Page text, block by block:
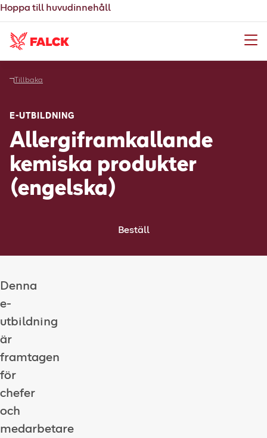
Hoppa till huvudinnehåll
Meny
Tillbaka
E-UTBILDNING
Allergiframkallande
kemiska produkter
(engelska)
Beställ
Denna
e-
utbildning
är
framtagen
för
chefer
och
medarbetare